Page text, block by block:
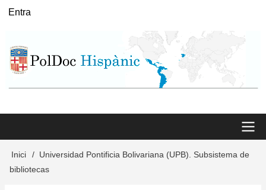
Vés
User
Entra
Main
Inici
Universidad Pontificia Bolivariana (UPB). Subsistema de
bibliotecas